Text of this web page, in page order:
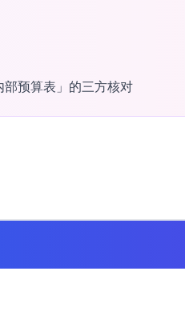
预算表」的三方核对